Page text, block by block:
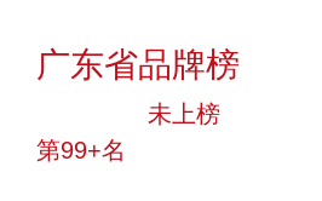
广东省品牌榜
未上榜
第99+名